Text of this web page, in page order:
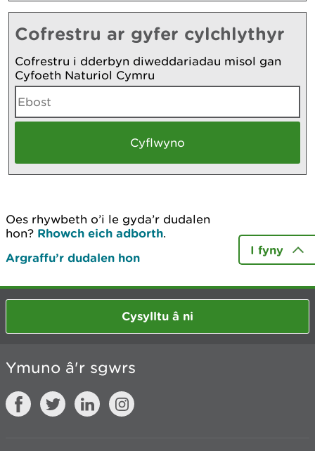
Cofrestru ar gyfer cylchlythyr
Cofrestru i dderbyn diweddariadau misol gan
Cyfoeth Naturiol Cymru
Oes rhywbeth o’i le gyda’r dudalen
hon? Rhowch eich adborth.
Argraffu’r dudalen hon
I fyny
Cysylltu â ni
Ymuno â'r sgwrs